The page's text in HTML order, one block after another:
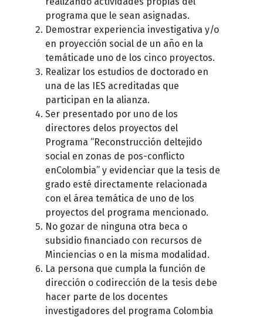
programa que le sean asignadas.
Demostrar experiencia investigativa y/o
en proyección social de un año en la
temáticade uno de los cinco proyectos.
Realizar los estudios de doctorado en
una de las IES acreditadas que
participan en la alianza.
Ser presentado por uno de los
directores delos proyectos del
Programa “Reconstrucción deltejido
social en zonas de pos-conflicto
enColombia” y evidenciar que la tesis de
grado esté directamente relacionada
con el área temática de uno de los
proyectos del programa mencionado.
No gozar de ninguna otra beca o
subsidio financiado con recursos de
Minciencias o en la misma modalidad.
La persona que cumpla la función de
dirección o codirección de la tesis debe
hacer parte de los docentes
investigadores del programa Colombia